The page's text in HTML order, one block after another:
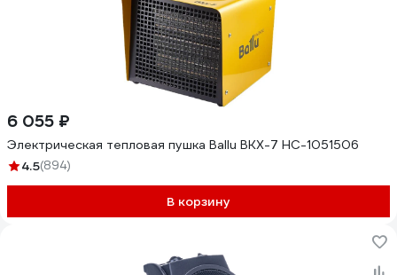
6 055 ₽
Электрическая тепловая пушка Ballu BKX-7 НС-1051506
4.5(894)
В корзину